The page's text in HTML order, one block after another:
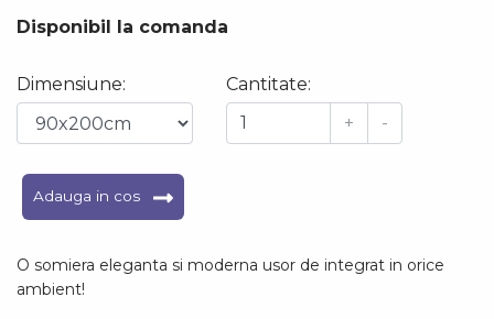
Disponibil la comanda
Dimensiune:
Cantitate:
+
-
Adauga in cos
O somiera eleganta si moderna usor de integrat in orice
ambient!